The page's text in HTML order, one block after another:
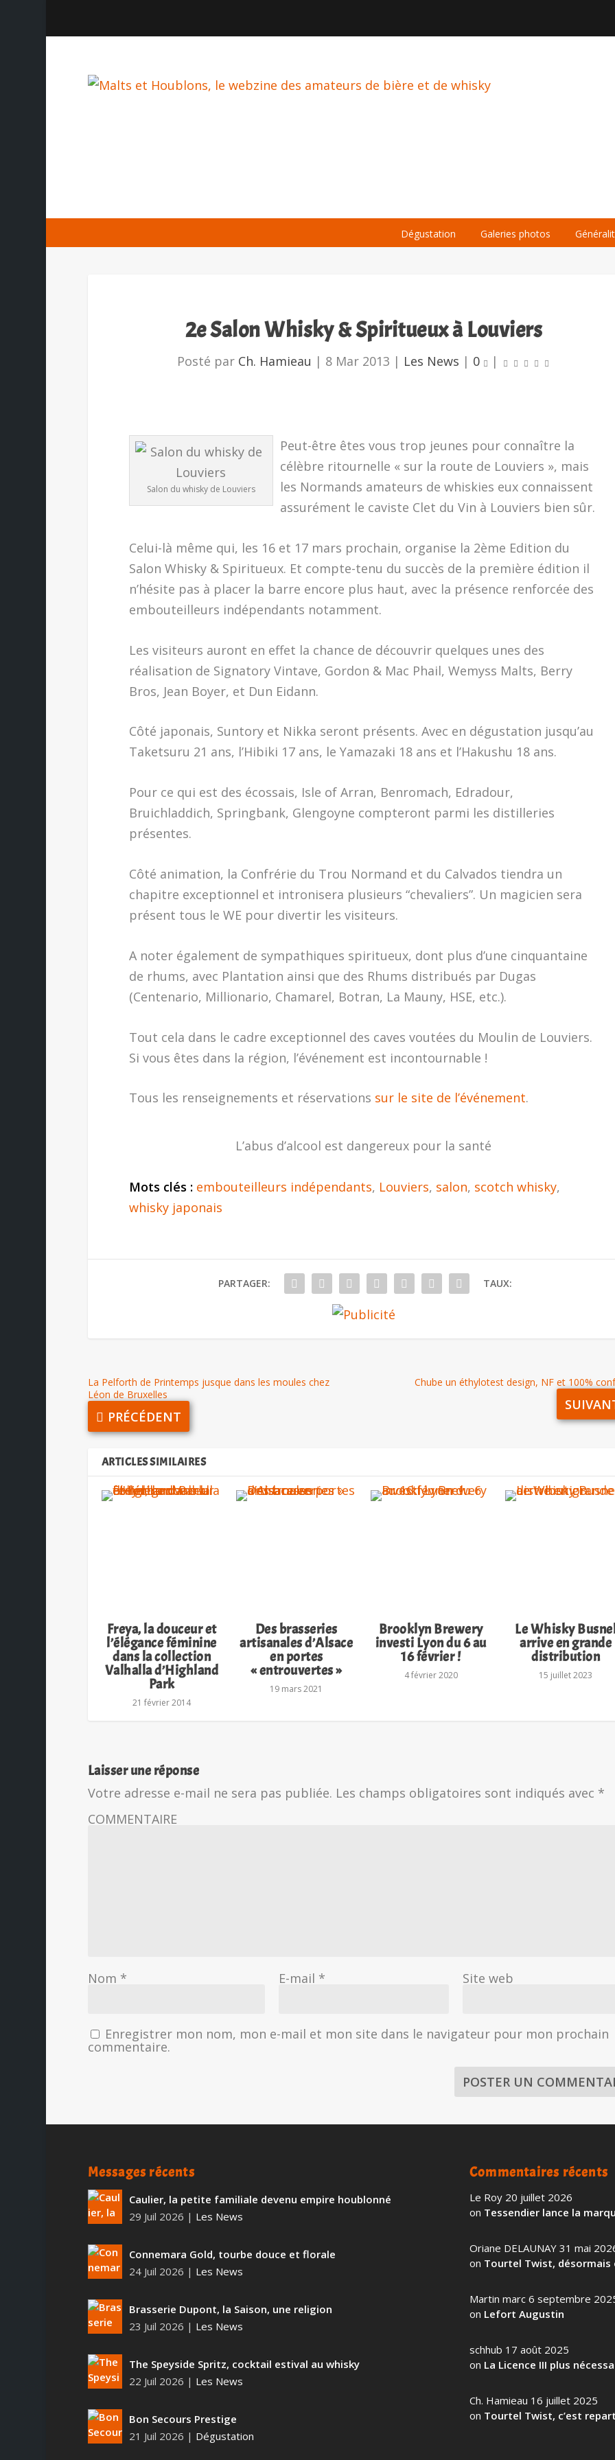
Dégustation Galeries photos
2e Salon Whisky & Spiritueux à Louviers
Posté par Ch. Hamieau | 8 Mar 2013 | Les News | 0 |
Salon du whisky de Louviers
Peut-être êtes vous trop jeunes pour connaître la
célèbre ritournelle « sur la route de Louviers », mais
les Normands amateurs de whiskies eux connaissent
assurément le caviste Clet du Vin à Louviers bien sûr.
Celui-là même qui, les 16 et 17 mars prochain, organise la 2ème Edition du
Salon Whisky & Spiritueux. Et compte-tenu du succès de la première édition il
n’hésite pas à placer la barre encore plus haut, avec la présence renforcée des
embouteilleurs indépendants notamment.
Les visiteurs auront en effet la chance de découvrir quelques unes des
réalisation de Signatory Vintave, Gordon & Mac Phail, Wemyss Malts, Berry
Bros, Jean Boyer, et Dun Eidann.
Côté japonais, Suntory et Nikka seront présents. Avec en dégustation jusqu’au
Taketsuru 21 ans, l’Hibiki 17 ans, le Yamazaki 18 ans et l’Hakushu 18 ans.
Pour ce qui est des écossais, Isle of Arran, Benromach, Edradour,
Bruichladdich, Springbank, Glengoyne compteront parmi les distilleries
présentes.
Côté animation, la Confrérie du Trou Normand et du Calvados tiendra un
chapitre exceptionnel et intronisera plusieurs “chevaliers”. Un magicien sera
présent tous le WE pour divertir les visiteurs.
A noter également de sympathiques spiritueux, dont plus d’une cinquantaine
de rhums, avec Plantation ainsi que des Rhums distribués par Dugas
(Centenario, Millionario, Chamarel, Botran, La Mauny, HSE, etc.).
Tout cela dans le cadre exceptionnel des caves voutées du Moulin de Louviers.
Si vous êtes dans la région, l’événement est incontournable !
Tous les renseignements et réservations sur le site de l’événement.
L’abus d’alcool est dangereux pour la santé
Mots clés : embouteilleurs indépendants, Louviers, salon, scotch whisky,
whisky japonais
PARTAGER: TAUX:
La Pelforth de Printemps jusque dans les moules chez
Léon de Bruxelles
PRÉCÉDENT
Chube un éthylotest design, NF et 100%
ARTICLES SIMILAIRES
Freya, la douceur et
l’élégance féminine
dans la collection
Valhalla d’Highland
Park
21 février 2014
Des brasseries
artisanales d’Alsace
en portes
« entrouvertes »
19 mars 2021
Brooklyn Brewery
investi Lyon du 6 au
16 février !
4 février 2020
Le Whisky
arrive en grande
distribution
15 juillet 2023
Laisser une réponse
Votre adresse e-mail ne sera pas publiée. Les champs obligatoires sont indiqués avec *
COMMENTAIRE
Nom * E-mail * Site web
Enregistrer mon nom, mon e-mail et mon site dans le navigateur pour mon prochain
commentaire.
Messages récents
Caulier, la petite familiale devenu empire houblonné
29 Juil 2026 | Les News
Connemara Gold, tourbe douce et florale
24 Juil 2026 | Les News
Brasserie Dupont, la Saison, une religion
23 Juil 2026 | Les News
The Speyside Spritz, cocktail estival au whisky
22 Juil 2026 | Les News
Bon Secours Prestige
21 Juil 2026 | Dégustation
Commentaires récents
Le Roy 20 juillet 2026
on Tessendier lance la
Oriane DELAUNAY 31 mai
on Tourtel Twist, désormais
Martin marc 6 septembre
on Lefort Augustin
schhub 17 août 2025
on La Licence III plus
Ch. Hamieau 16 juillet 2025
on Tourtel Twist, c’est